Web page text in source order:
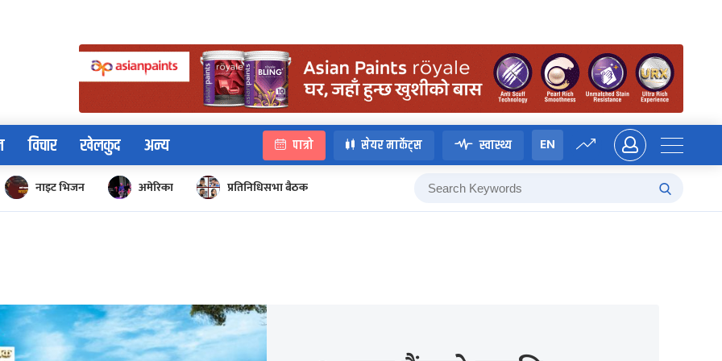
विचार खेलकुद अन्य पात्रो सेयर मार्केट्स स्वास्थ्य EN
नाइट भिजन अमेरिका प्रतिनिधिसभा बैठक